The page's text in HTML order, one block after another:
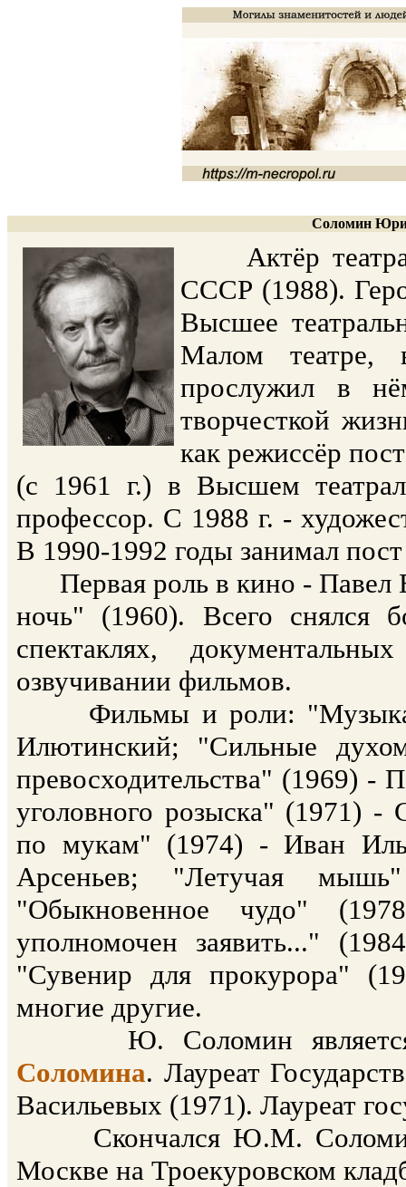
Соломин
Актёр театра
СССР (1988).
Высшее
Малом театре,
прослужил в
творчесткой
как режиссёр
(с 1961 г.) в Высшем
профессор. С 1988 г. -
В 1990-1992 годы занимал
Первая роль в кино - Павел
ночь" (1960). Всего снялся
спектаклях,
озвучивании фильмов.
Фильмы и роли:
Илютинский; "Сильные
превосходительства" (1969) -
уголовного розыска" (1971) -
по мукам" (1974) - Иван
Арсеньев; "Летучая
"Обыкновенное чудо"
уполномочен заявить..."
"Сувенир для прокурора"
многие другие.
Ю. Соломин является
Соломина. Лауреат
Васильевых (1971). Лауреат
Скончался Ю.М. Соломин
Москве на Троекуровском